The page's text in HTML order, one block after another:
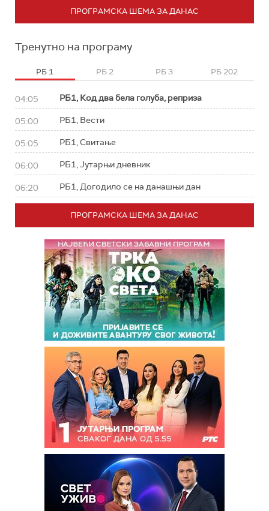
ПРОГРАМСКА ШЕМА ЗА ДАНАС
Тренутно на програму
РБ 1 РБ 2 РБ 3 РБ 202
04:05 РБ1, Код два бела голуба, реприза
05:00 РБ1, Вести
05:05 РБ1, Свитање
06:00 РБ1, Јутарњи дневник
06:20 РБ1, Догодило се на данашњи дан
ПРОГРАМСКА ШЕМА ЗА ДАНАС